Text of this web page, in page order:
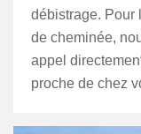
débistrage. Pour
de cheminée,
appel
proche de chez